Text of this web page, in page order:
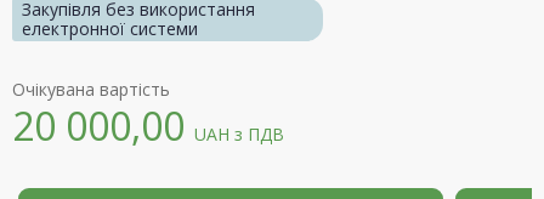
Закупівля без використання
електронної системи
Очікувана вартість
20 000,00 UAH з ПДВ